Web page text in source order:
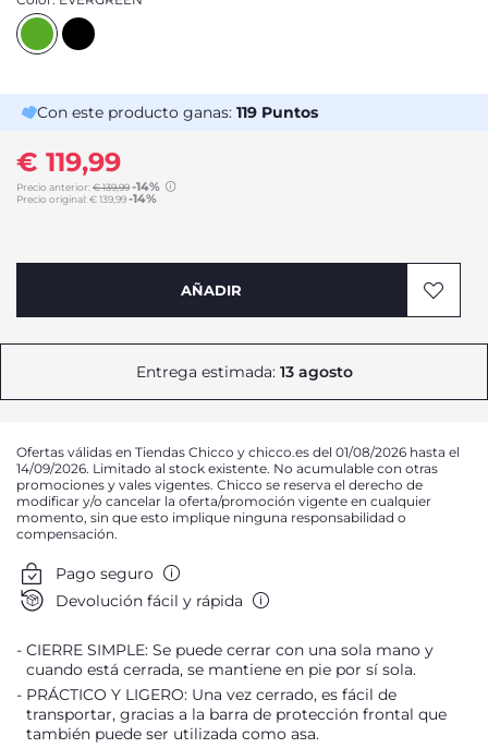
Con este producto ganas: 119 Puntos
Precio original:€ 139,99-14%
Precio anterior:€ 139,99-14%
€ 119,99
AÑADIR
Entrega estimada: 13 agosto
Ofertas válidas en Tiendas Chicco y chicco.es del 01/08/2026 hasta el
14/09/2026. Limitado al stock existente. No acumulable con otras
promociones y vales vigentes. Chicco se reserva el derecho de
modificar y/o cancelar la oferta/promoción vigente en cualquier
momento, sin que esto implique ninguna responsabilidad o
compensación.
Pago seguro
Devolución fácil y rápida
CIERRE SIMPLE: Se puede cerrar con una sola mano y
cuando está cerrada, se mantiene en pie por sí sola.
PRÁCTICO Y LIGERO: Una vez cerrado, es fácil de
transportar, gracias a la barra de protección frontal que
también puede ser utilizada como asa.